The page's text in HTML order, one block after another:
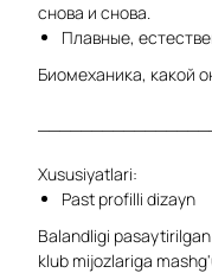
снова и снова.
Плавные,
Биомеханика, какой
Xususiyatlari:
Past profilli dizayn
Balandligi
klub mijozlariga